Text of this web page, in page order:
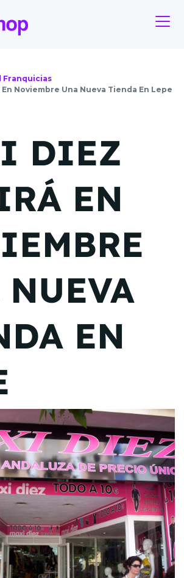
Franquicias
Noviembre Una Nueva Tienda En Lepe
DIEZ
EN
EN